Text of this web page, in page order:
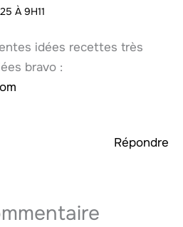
À 9H11
idées recettes très
bravo :
Répondre